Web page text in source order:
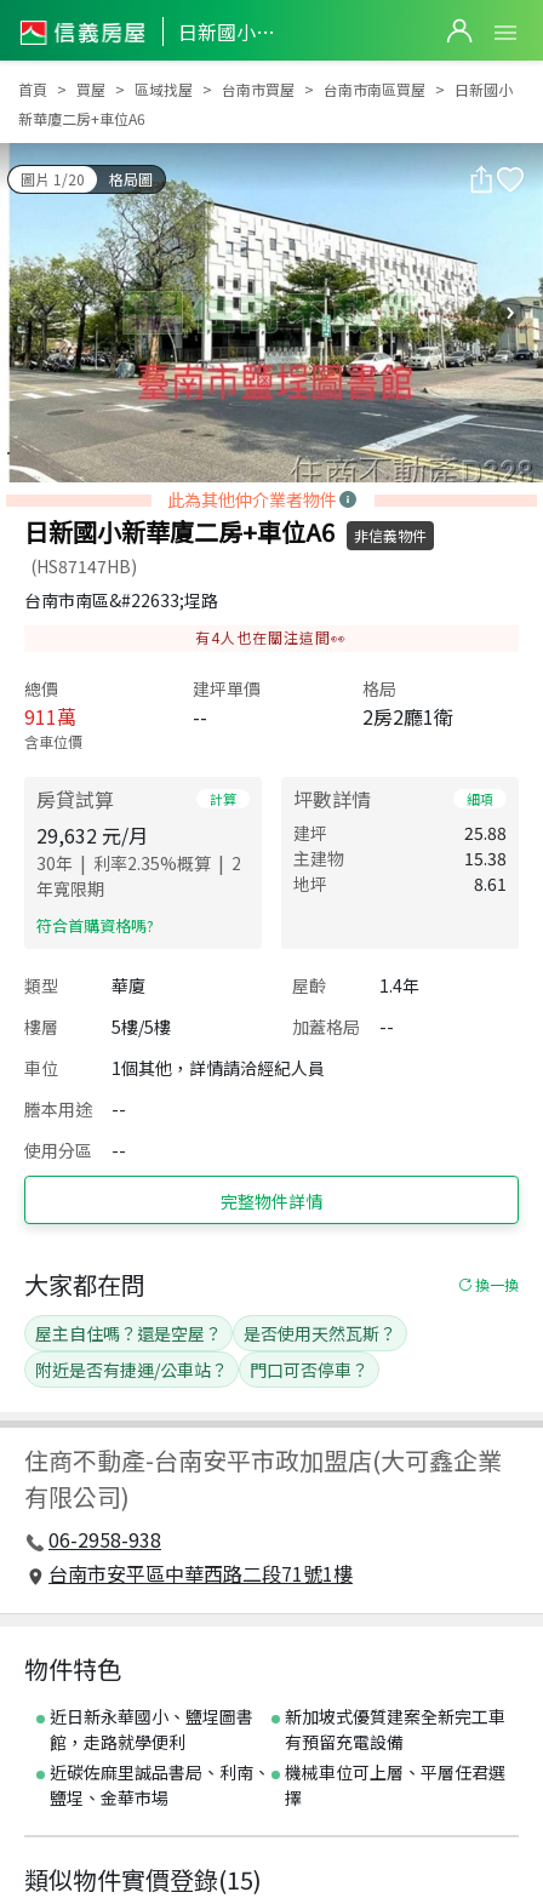
日新國小新華廈二房+車位A6
日新國小新華廈二房+車位A6
首頁 買屋 區域找屋 台南市買屋 台南市南區買屋
日新國小
新華廈二房+車位A6
圖片 1/20 格局圖
此為其他仲介業者物件
日新國小新華廈二房+車位A6 非信義物件
(HS87147HB)
台南市南區&#22633;埕路
有4人也在關注這間👀
總價
911萬
含車位價
建坪單價
--
格局
2房2廳1衛
房貸試算 計算
29,632 元/月
30年 | 利率2.35%概算 | 2
年寬限期
​符合首購資格嗎?
坪數詳情 細項
建坪
25.88
主建物
15.38
地坪
8.61
類型 華廈 屋齡
1.4年
樓層
5樓/5樓 加蓋格局
--
車位
1個其他，詳情請洽經紀人員
謄本用途
--
使用分區
--
完整物件詳情
住商不動產-台南安平市政加盟店(大可鑫企業
有限公司)
06-2958-938
台南市安平區中華西路二段71號1樓
大家都在問 換一換
屋主自住嗎？還是空屋？
是否使用天然瓦斯？
附近是否有捷運/公車站？
門口可否停車？
物件特色
近日新永華國小、鹽埕圖書
館，走路就學便利
新加坡式優質建案全新完工車
有預留充電設備
近碳佐麻里誠品書局、利南、
鹽埕、金華市場
機械車位可上層、平層任君選
擇
類似物件實價登錄(15)